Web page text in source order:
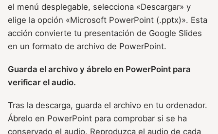
el menú desplegable, selecciona «Descargar» y
elige la opción «Microsoft PowerPoint (.pptx)». Esta
acción convierte tu presentación de Google Slides
en un formato de archivo de PowerPoint.
Guarda el archivo y ábrelo en PowerPoint para
verificar el audio.
Tras la descarga, guarda el archivo en tu ordenador.
Ábrelo en PowerPoint para comprobar si se ha
conservado el audio. Reproduzca el audio de cada